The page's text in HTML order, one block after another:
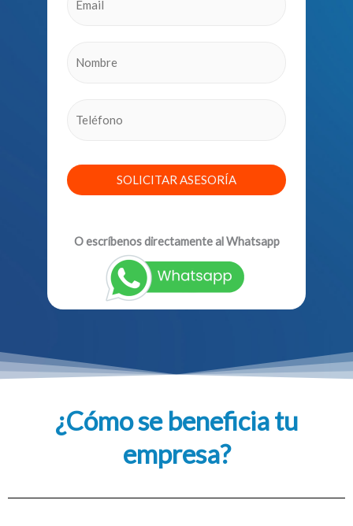
SOLICITAR ASESORÍA
O escríbenos directamente al Whatsapp
¿Cómo se beneficia tu
empresa?